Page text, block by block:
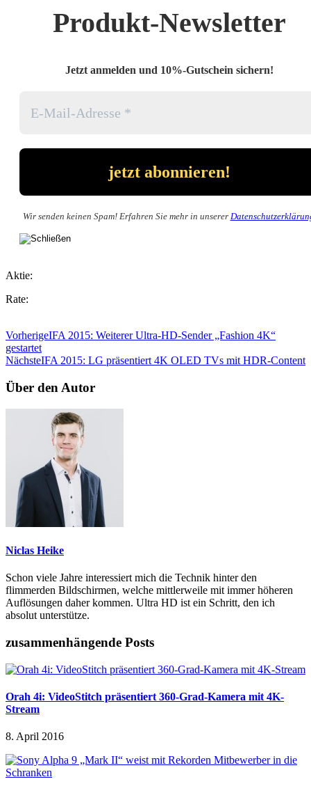
Produkt-Newsletter
Jetzt anmelden und 10%-Gutschein sichern!
Wir senden keinen Spam! Erfahren Sie mehr in unserer
Aktie:
Rate:
VorherigeIFA 2015: Weiterer Ultra-HD-Sender „Fashion 4K“
gestartet
NächsteIFA 2015: LG präsentiert 4K OLED TVs mit HDR-Content
Über den Autor
Niclas Heike
Schon viele Jahre interessiert mich die Technik hinter den
flimmerden Bildschirmen, welche mittlerweile mit immer höheren
Auflösungen daher kommen. Ultra HD ist ein Schritt, den ich
absolut unterstütze.
zusammenhängende Posts
Orah 4i: VideoStitch präsentiert 360-Grad-Kamera mit 4K-
Stream
8. April 2016